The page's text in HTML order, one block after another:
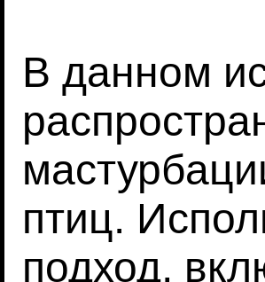
В данном
птиц.
подход,